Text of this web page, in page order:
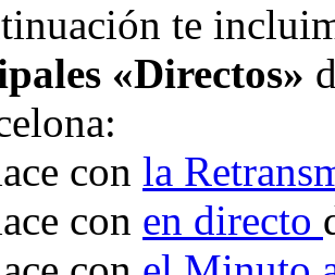
te
«Directos»
con la
con en directo